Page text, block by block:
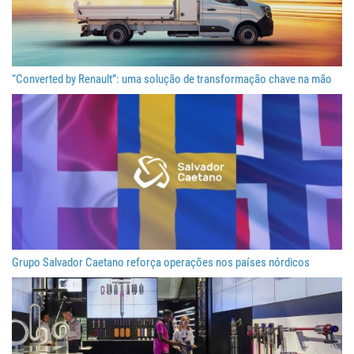
“Converted by Renault”: uma solução de transformação chave na mão
Grupo Salvador Caetano reforça operações nos países nórdicos